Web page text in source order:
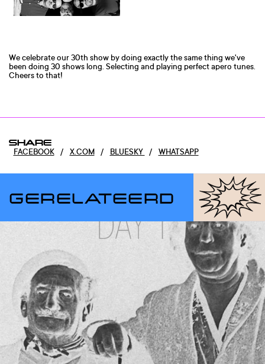
We celebrate our 30th show by doing exactly the same thing we've
been doing 30 shows long. Selecting and playing perfect apero tunes.
Cheers to that!
SHARE
FACEBOOK / X.COM / BLUESKY / WHATSAPP
GERELATEERD